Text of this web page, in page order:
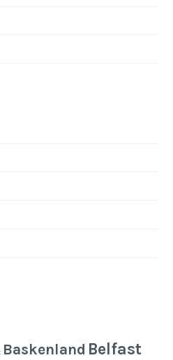
Baskenland Belfast